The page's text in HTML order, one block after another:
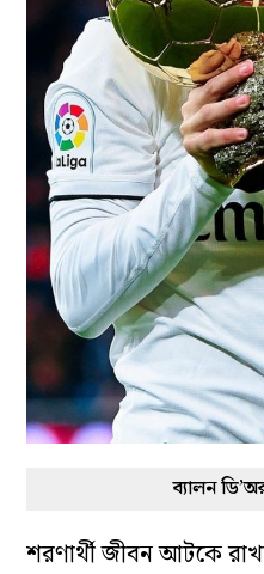
ব্যালন
শরণার্থী জীবন আটকে